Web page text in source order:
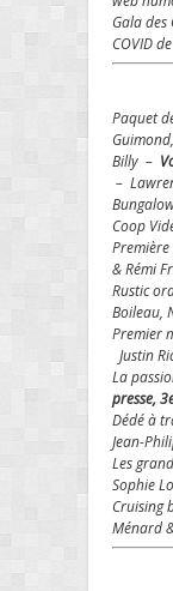
Gala
COVID
Paquet
Billy –
–
Coop
& Rémi
Rustic
Boileau,
Premier
Justin
La
presse,
Dédé à
Jean-
Les
Sophie
Cruising
Ménard